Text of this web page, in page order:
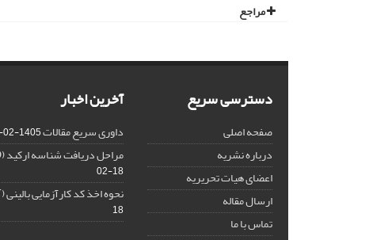
مراجع
دسترسی سریع
صفحه اصلی
درباره نشریه
اعضای هیات تحریریه
ارسال مقاله
تماس با ما
آخرین اخبار
داوری سریع مقالات1405-02-18
مراحل دریافت شناسه ارکید (ORCID)
02-18
نحوه اخذ کد کارآزمایی بالینی (IRCT)
18